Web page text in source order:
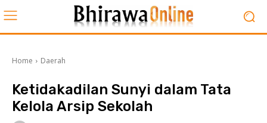
Home Daerah
Ketidakadilan Sunyi dalam Tata
Kelola Arsip Sekolah